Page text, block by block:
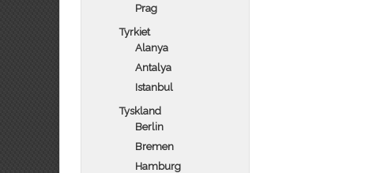
Prag
Tyrkiet
Alanya
Antalya
Istanbul
Tyskland
Berlin
Bremen
Hamburg